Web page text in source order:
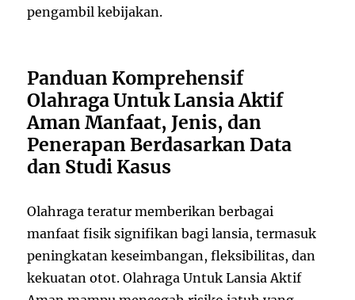
pengambil kebijakan.
Panduan Komprehensif
Olahraga Untuk Lansia Aktif
Aman Manfaat, Jenis, dan
Penerapan Berdasarkan Data
dan Studi Kasus
Olahraga teratur memberikan berbagai
manfaat fisik signifikan bagi lansia, termasuk
peningkatan keseimbangan, fleksibilitas, dan
kekuatan otot. Olahraga Untuk Lansia Aktif